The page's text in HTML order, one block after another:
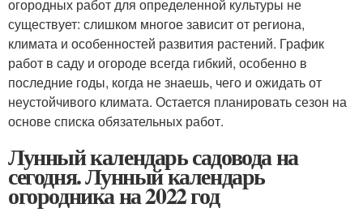
огородных работ для определенной культуры не
существует: слишком многое зависит от региона,
климата и особенностей развития растений. График
работ в саду и огороде всегда гибкий, особенно в
последние годы, когда не знаешь, чего и ожидать от
неустойчивого климата. Остается планировать сезон на
основе списка обязательных работ.
Лунный календарь садовода на
сегодня. Лунный календарь
огородника на 2022 год